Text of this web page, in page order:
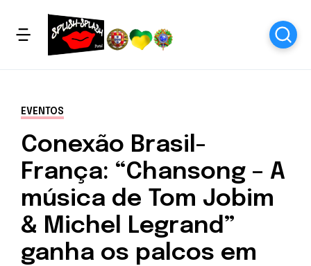
EVENTOS
Conexão Brasil-
França: “Chansong – A
música de Tom Jobim
& Michel Legrand”
ganha os palcos em